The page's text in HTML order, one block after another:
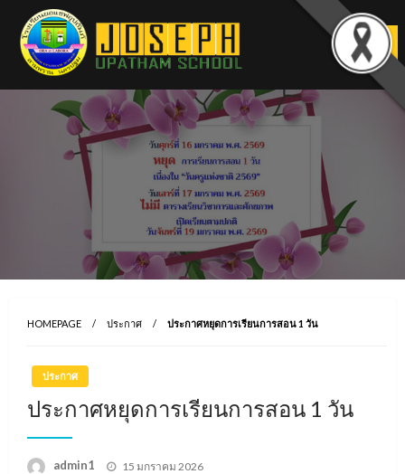
content
HOMEPAGE ประกาศ ประกาศหยุดการเรียนการสอน 1 วัน
ประกาศ
ประกาศหยุดการเรียนการสอน 1 วัน
admin1
Posted
15 มกราคม 2026